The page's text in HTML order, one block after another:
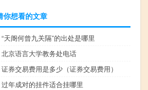
你想看的文章
“天阍何曾九关隔”的出处是哪里
北京语言大学教务处电话
证券交易费用是多少（证券交易费用）
过年成对的挂件适合挂哪里